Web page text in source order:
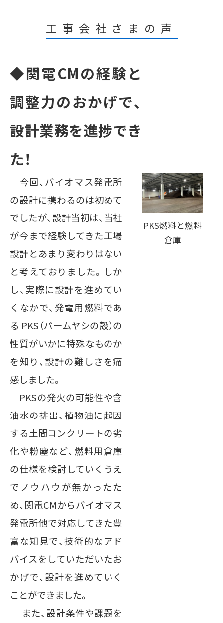
工事会社さまの声
◆関電CMの経験と
調整力のおかげで、
設計業務を進捗でき
た！
今回、バイオマス発電所
の設計に携わるのは初めて
でしたが、設計当初は、当社
が今まで経験してきた工場
設計とあまり変わりはない
と考えておりました。しか
し、実際に設計を進めてい
くなかで、発電用燃料であ
る PKS（パームヤシの殻）の
性質がいかに特殊なものか
を知り、設計の難しさを痛
感しました。
PKSの発火の可能性や含
油水の排出、植物油に起因
する土間コンクリートの劣
化や粉塵など、燃料用倉庫
の仕様を検討していくうえ
でノウハウが無かったた
め、関電CMからバイオマス
発電所他で対応してきた豊
富な知見で、技術的なアド
バイスをしていただいたお
かげで、設計を進めていく
ことができました。
また、設計条件や課題を
PKS燃料と燃料
倉庫